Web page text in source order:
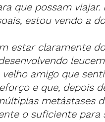
que possam
estou vendo a
estar claramente
amigo que
e que, depois
metástases
o suficiente